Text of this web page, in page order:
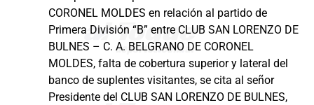
CORONEL MOLDES en relación al partido de
Primera División “B” entre CLUB SAN LORENZO DE
BULNES – C. A. BELGRANO DE CORONEL
MOLDES, falta de cobertura superior y lateral del
banco de suplentes visitantes, se cita al señor
Presidente del CLUB SAN LORENZO DE BULNES,